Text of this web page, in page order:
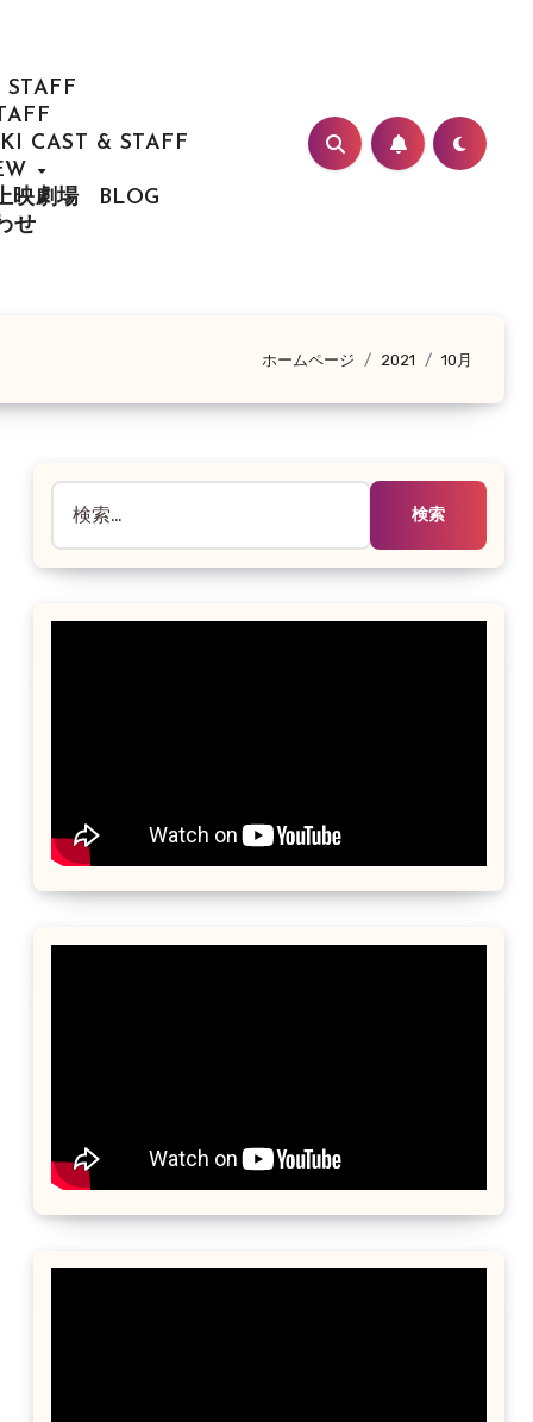
CAST & STAFF
映劇場
BLOG
せ
ホームページ 2021 10月